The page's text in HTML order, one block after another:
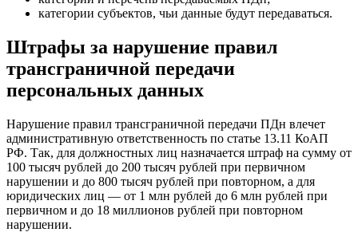
категории субъектов, чьи данные будут передаваться.
Штрафы за нарушение правил
трансграничной передачи
персональных данных
Нарушение правил трансграничной передачи ПДн влечет
административную ответственность по статье 13.11 КоАП
РФ. Так, для должностных лиц назначается штраф на сумму от
100 тысяч рублей до 200 тысяч рублей при первичном
нарушении и до 800 тысяч рублей при повторном, а для
юридических лиц — от 1 млн рублей до 6 млн рублей при
первичном и до 18 миллионов рублей при повторном
нарушении.